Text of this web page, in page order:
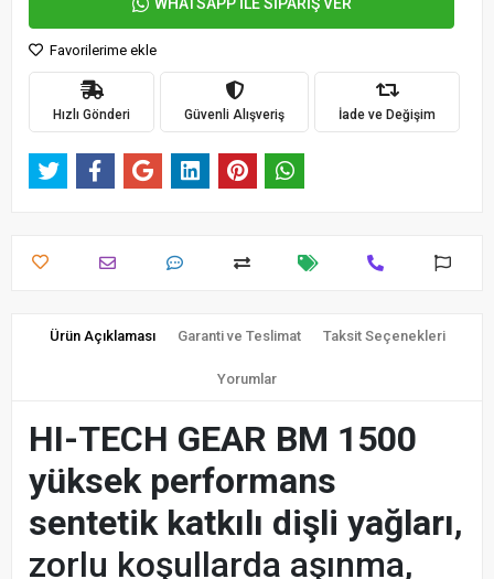
Favorilerime ekle
Hızlı Gönderi Güvenli Alışveriş İade ve Değişim
Ürün Açıklaması Garanti ve Teslimat Taksit Seçenekleri
Yorumlar
HI-TECH GEAR BM 1500
yüksek performans
sentetik katkılı dişli yağları,
zorlu koşullarda aşınma,